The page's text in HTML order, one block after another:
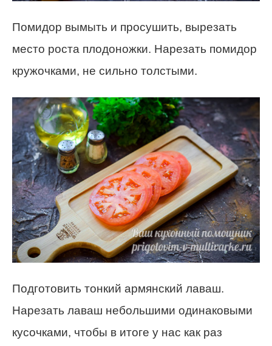
Помидор вымыть и просушить, вырезать
место роста плодоножки. Нарезать помидор
кружочками, не сильно толстыми.
Подготовить тонкий армянский лаваш.
Нарезать лаваш небольшими одинаковыми
кусочками, чтобы в итоге у нас как раз